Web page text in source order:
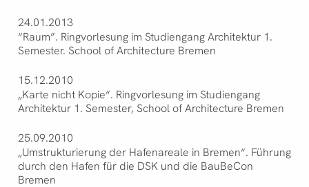
24.01.2013
“Raum”. Ringvorlesung im Studiengang Architektur 1.
Semester. School of Architecture Bremen
15.12.2010
„Karte nicht Kopie“. Ringvorlesung im Studiengang
Architektur 1. Semester, School of Architecture Bremen
25.09.2010
„Umstrukturierung der Hafenareale in Bremen“. Führung
durch den Hafen für die DSK und die BauBeCon
Bremen